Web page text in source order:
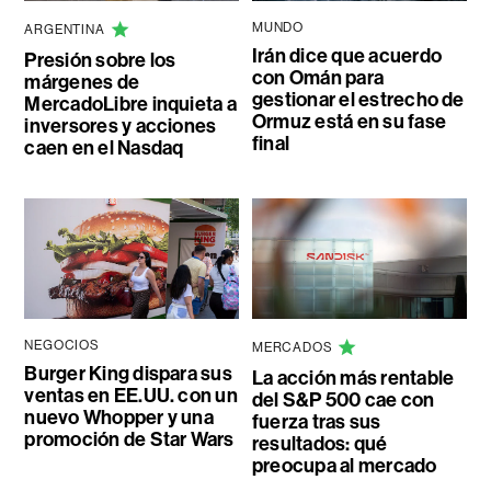
ARGENTINA
Presión sobre los
márgenes de
MercadoLibre inquieta a
inversores y acciones
caen en el Nasdaq
MUNDO
Irán dice que acuerdo
con Omán para
gestionar el estrecho de
Ormuz está en su fase
final
NEGOCIOS
Burger King dispara sus
ventas en EE.UU. con un
nuevo Whopper y una
promoción de Star Wars
MERCADOS
La acción más rentable
del S&P 500 cae con
fuerza tras sus
resultados: qué
preocupa al mercado